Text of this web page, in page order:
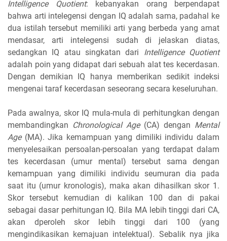
Intelligence Quotient: kebanyakan orang berpendapat
bahwa arti intelegensi dengan IQ adalah sama, padahal ke
dua istilah tersebut memiliki arti yang berbeda yang amat
mendasar, arti intelegensi sudah di jelaskan diatas,
sedangkan IQ atau singkatan dari Intelligence Quotient
adalah poin yang didapat dari sebuah alat tes kecerdasan.
Dengan demikian IQ hanya memberikan sedikit indeksi
mengenai taraf kecerdasan seseorang secara keseluruhan.
Pada awalnya, skor IQ mula-mula di perhitungkan dengan
membandingkan Chronological Age(CA) dengan Mental
Age(MA). Jika kemampuan yang dimiliki individu dalam
menyelesaikan persoalan-persoalan yang terdapat dalam
tes kecerdasan (umur mental) tersebut sama dengan
kemampuan yang dimiliki individu seumuran dia pada
saat itu (umur kronologis), maka akan dihasilkan skor 1.
Skor tersebut kemudian di kalikan 100 dan di pakai
sebagai dasar perhitungan IQ. Bila MA lebih tinggi dari CA,
akan dperoleh skor lebih tinggi dari 100 (yang
mengindikasikan kemajuan intelektual). Sebalik nya jika